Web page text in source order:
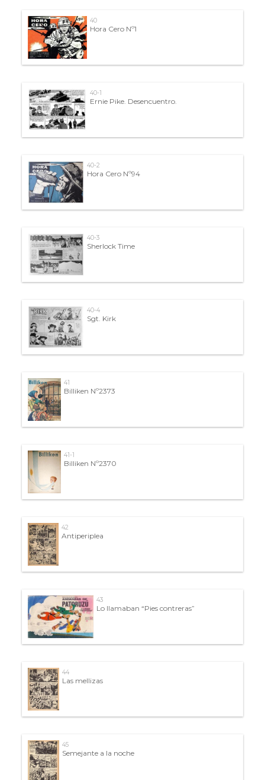
40
Hora Cero Nº1
40-1
Ernie Pike. Desencuentro.
40-2
Hora Cero Nº94
40-3
Sherlock Time
40-4
Sgt. Kirk
41
Billiken Nº2373
41-1
Billiken Nº2370
42
Antiperiplea
43
Lo llamaban “Pies contreras”
44
Las mellizas
45
Semejante a la noche